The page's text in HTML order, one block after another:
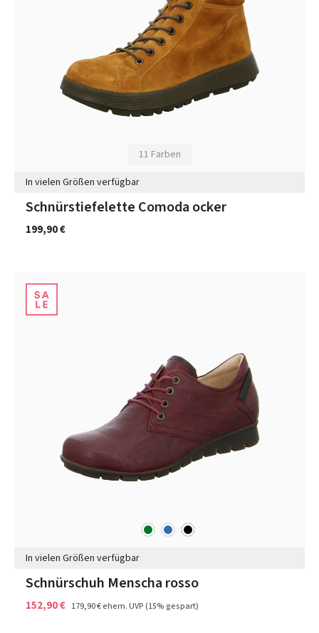
11 Farben
In vielen Größen verfügbar
Schnürstiefelette Comoda ocker
199,90 €
grün blau schwarz
In vielen Größen verfügbar
Schnürschuh Menscha rosso
152,90 € 179,90 €ehem. UVP(15% gespart)